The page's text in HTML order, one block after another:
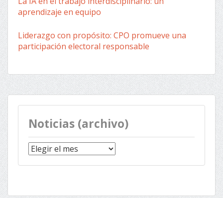
aprendizaje en equipo
Liderazgo con propósito: CPO promueve una
participación electoral responsable
Noticias (archivo)
Noticias
(archivo)